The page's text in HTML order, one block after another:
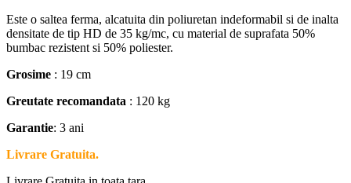
Este o saltea ferma, alcatuita din poliuretan indeformabil si de inalta
densitate de tip HD de 35 kg/mc, cu material de suprafata 50%
bumbac rezistent si 50% poliester.
Grosime : 19 cm
Greutate recomandata : 120 kg
Garantie: 3 ani
Livrare Gratuita.